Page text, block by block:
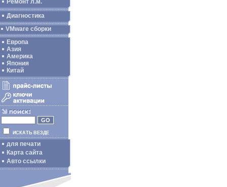
Ремонт л.м.
Диагностика
VMware сборки
Европа
Азия
Америка
Япония
Китай
ИСКАТЬ ВЕЗДЕ
для печати
Карта сайта
Авто ссылки